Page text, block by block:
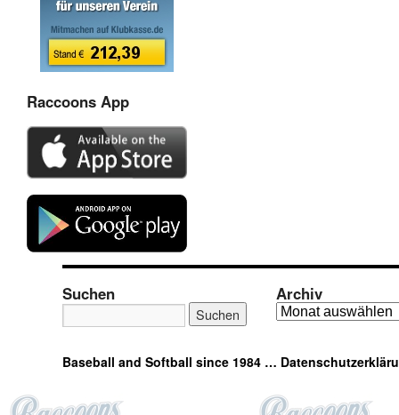
Raccoons App
Suchen Archiv
Baseball and Softball since 1984 …